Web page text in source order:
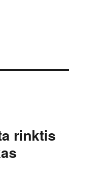
rinktis